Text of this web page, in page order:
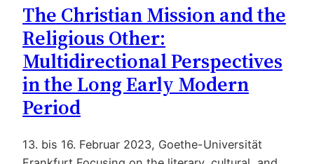
The Christian Mission and the
Religious Other:
Multidirectional Perspectives
in the Long Early Modern
Period
13. bis 16. Februar 2023, Goethe-Universität